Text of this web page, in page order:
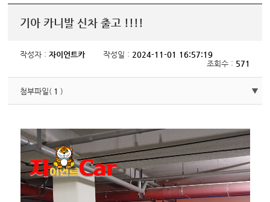
기아 카니발 신차 출고 !!!!
작성자 :자이언트카 작성일 : 2024-11-01 16:57:19
조회수 : 571
첨부파일( 1 )